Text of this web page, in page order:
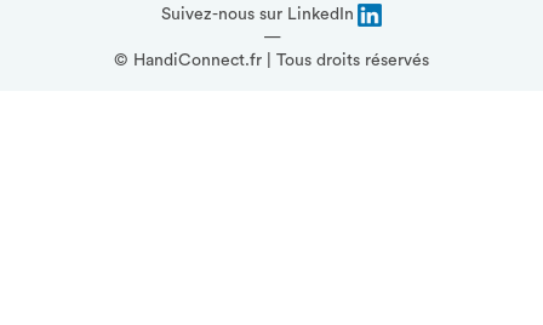
nouvelle
fenêtre
© HandiConnect.fr | Tous droits réservés
—
Suivez-nous sur LinkedIn
fenêtre